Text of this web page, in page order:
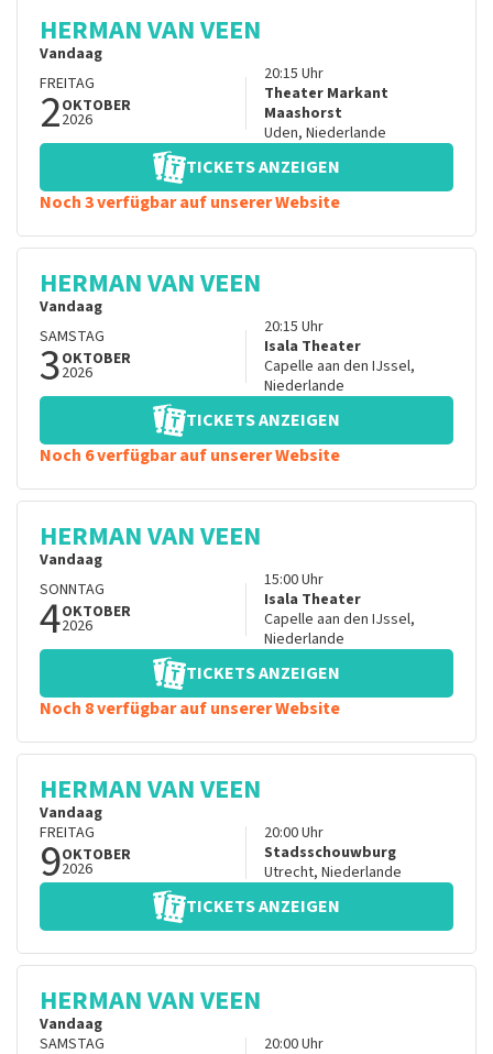
HERMAN VAN VEEN
Vandaag
FREITAG
2OKTOBER
2026
20:15 Uhr
Theater Markant
Maashorst
Uden, Niederlande
TICKETS ANZEIGEN
Noch 3 verfügbar auf unserer Website
HERMAN VAN VEEN
Vandaag
SAMSTAG
3OKTOBER
2026
20:15 Uhr
Isala Theater
Capelle aan den IJssel,
Niederlande
TICKETS ANZEIGEN
Noch 6 verfügbar auf unserer Website
HERMAN VAN VEEN
Vandaag
SONNTAG
4OKTOBER
2026
15:00Uhr
Isala Theater
Capelle aan den IJssel,
Niederlande
TICKETS ANZEIGEN
Noch 8 verfügbar auf unserer Website
HERMAN VAN VEEN
Vandaag
FREITAG
9OKTOBER
2026
20:00Uhr
Stadsschouwburg
Utrecht, Niederlande
TICKETS ANZEIGEN
HERMAN VAN VEEN
Vandaag
SAMSTAG
20:00Uhr